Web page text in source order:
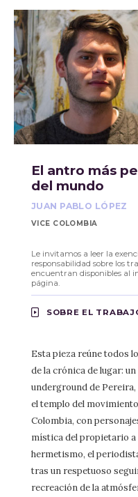
El antro más
del mundo
JUAN PABLO LÓPEZ
VICE COLOMBIA
Le invitamos a leer la
responsabilidad sobre los
encuentran disponibles al
página.
SOBRE EL
Esta pieza reúne todos
de la crónica de lugar: un
underground de Pereira,
el templo del
Colombia, con
mística del propietario a
hermetismo, el
tras un respetuoso
recreación de la